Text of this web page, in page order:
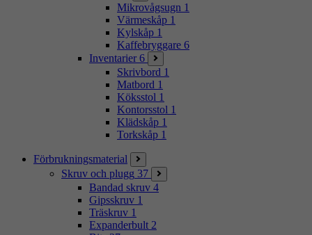
Mikrovågsugn 1
Värmeskåp 1
Kylskåp 1
Kaffebryggare 6
Inventarier 6
Skrivbord 1
Matbord 1
Köksstol 1
Kontorsstol 1
Klädskåp 1
Torkskåp 1
Förbrukningsmaterial
Skruv och plugg 37
Bandad skruv 4
Gipsskruv 1
Träskruv 1
Expanderbult 2